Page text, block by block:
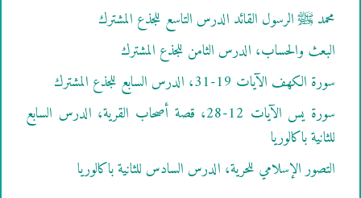
محمد ﷺ الرسول القائد الدرس التاسع للجذع المشترك
البعث والحساب، الدرس الثامن للجذع المشترك
سورة الكهف الآيات 19-31، الدرس السابع للجذع المشترك
سورة يس الآيات 12-28، قصة أصحاب القرية، الدرس السابع
للثانية باكالوريا
التصور الإسلامي للحرية، الدرس السادس للثانية باكالوريا